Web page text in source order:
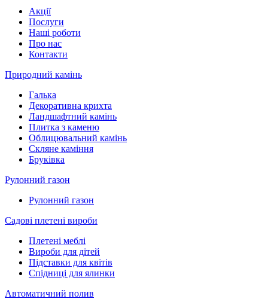
Акції
Послуги
Наші роботи
Про нас
Контакти
Природний камінь
Галька
Декоративна крихта
Ландшафтний камінь
Плитка з каменю
Облицювальний камінь
Скляне каміння
Бруківка
Рулонний газон
Рулонний газон
Садові плетені вироби
Плетені меблі
Вироби для дітей
Підставки для квітів
Спідниці для ялинки
Автоматичний полив